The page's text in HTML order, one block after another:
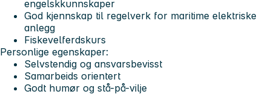
engelskkunnskaper
God kjennskap til regelverk for maritime elektriske
anlegg
Fiskevelferdskurs
Personlige egenskaper:
Selvstendig og ansvarsbevisst
Samarbeids orientert
Godt humør og stå-på-vilje